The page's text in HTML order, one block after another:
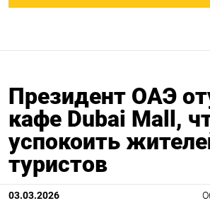
Президент ОАЭ
кафе Dubai Mall,
успокоить
туристов
03.03.2026